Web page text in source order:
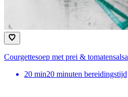
Courgettesoep met prei & tomatensalsa
20 min20 minuten bereidingstijd